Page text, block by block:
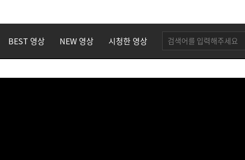
BEST 영상 NEW 영상 시청한 영상